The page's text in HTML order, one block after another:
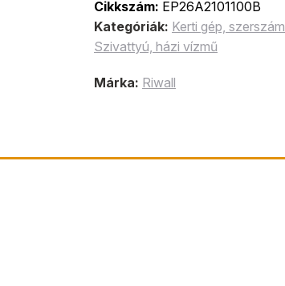
Cikkszám: EP26A2101100B
Kategóriák: Kerti gép, szerszám
Szivattyú, házi vízmű
Márka: Riwall